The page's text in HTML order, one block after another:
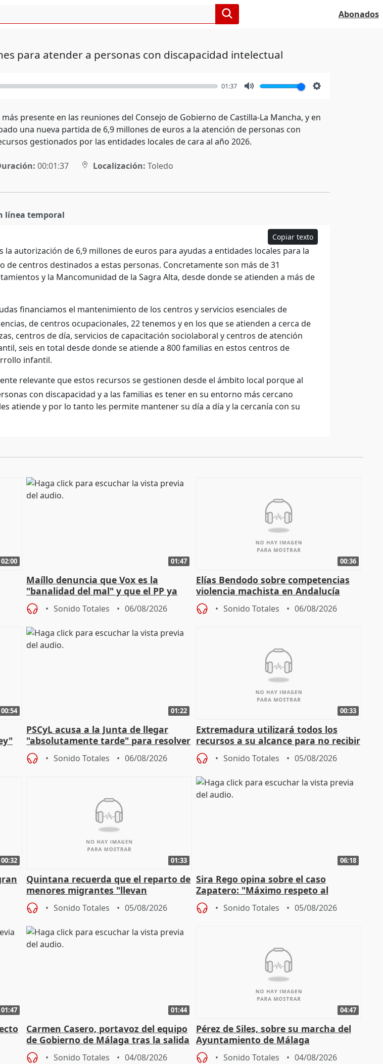
Abonados
para atender a personas con discapacidad intelectual
01:37
presente en las reuniones del Consejo de Gobierno de Castilla-La Mancha, y en
una nueva partida de 6,9 millones de euros a la atención de personas con
gestionados por las entidades locales de cara al año 2026.
00:01:37 Localización: Toledo
línea temporal
Copiar texto
la autorización de 6,9 millones de euros para ayudas a entidades locales para la
de centros destinados a estas personas. Concretamente son más de 31
y la Mancomunidad de la Sagra Alta, desde donde se atienden a más de
financiamos el mantenimiento de los centros y servicios esenciales de
de centros ocupacionales, 22 tenemos y en los que se atienden a cerca de
centros de día, servicios de capacitación sociolaboral y centros de atención
seis en total desde donde se atiende a 800 familias en estos centros de
infantil.
relevante que estos recursos se gestionen desde el ámbito local porque al
con discapacidad y a las familias es tener en su entorno más cercano
atiende y por lo tanto les permite mantener su día a día y la cercanía con su
02:00 01:47
Maíllo denuncia que Vox es la
"banalidad del mal" y que el PP ya
asume todas sus tesis
Sonido Totales 06/08/2026
00:36
Elías Bendodo sobre competencias
violencia machista en Andalucía
Sonido Totales 06/08/2026
00:54 01:22
PSCyL acusa a la Junta de llegar
"absolutamente tarde" para resolver
problemas como Newcastle
Sonido Totales 06/08/2026
00:33
Extremadura utilizará todos los
recursos a su alcance para no recibir
más menores migrantes
Sonido Totales 05/08/2026
00:32 01:33
Quintana recuerda que el reparto de
menores migrantes "llevan
aportación del Gobierno" central
Sonido Totales 05/08/2026
06:18
Sira Rego opina sobre el caso
Zapatero: "Máximo respeto al
proceso judicial"
Sonido Totales 05/08/2026
01:47 01:44
Carmen Casero, portavoz del equipo
de Gobierno de Málaga tras la salida
de Pérez de Siles
Sonido Totales 04/08/2026
04:47
Pérez de Siles, sobre su marcha del
Ayuntamiento de Málaga
Sonido Totales 04/08/2026